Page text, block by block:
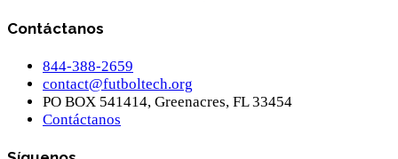
Contáctanos
844-388-2659
contact@futboltech.org
PO BOX 541414, Greenacres, FL 33454
Contáctanos